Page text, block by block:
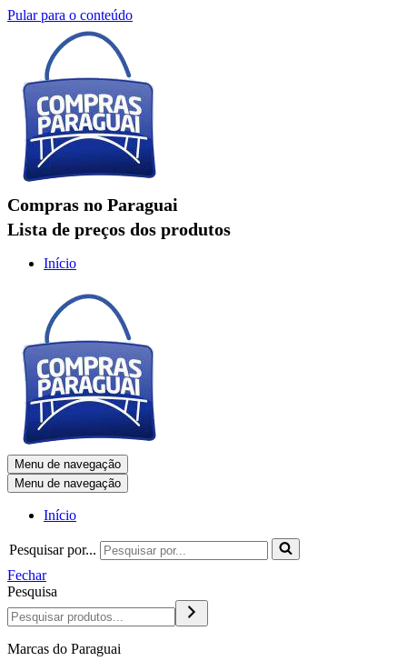
Pular para o conteúdo
Compras no Paraguai
Lista de preços dos produtos
Início
Menu de navegação
Menu de navegação
Início
Pesquisar por...
Fechar
Pesquisa
Marcas do Paraguai